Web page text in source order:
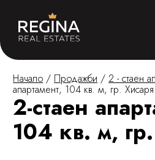
Начало / Продажби /2 - стаен
апартамент, 104 кв. м, гр. Хисаря
2-стаен
104 кв. м,